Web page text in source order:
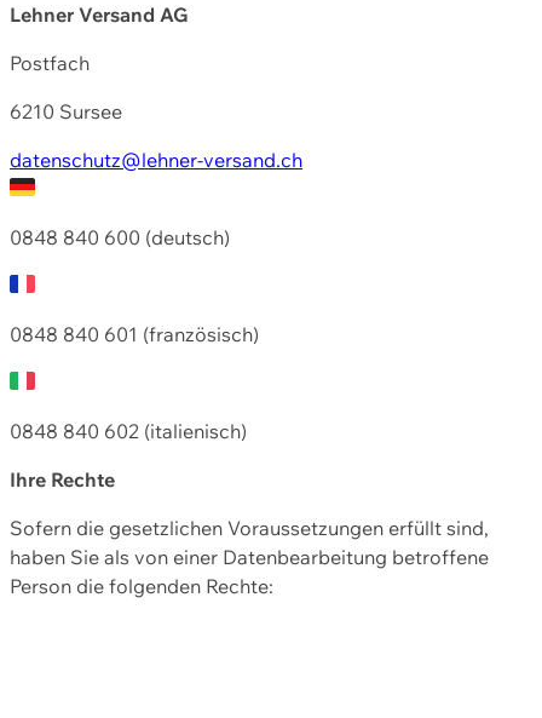
Lehner Versand AG
Postfach
6210 Sursee
datenschutz@lehner-versand.ch
0848 840 600 (deutsch)
0848 840 601 (französisch)
0848 840 602 (italienisch)
Ihre Rechte
Sofern die gesetzlichen Voraussetzungen erfüllt sind,
haben Sie als von einer Datenbearbeitung betroffene
Person die folgenden Rechte: